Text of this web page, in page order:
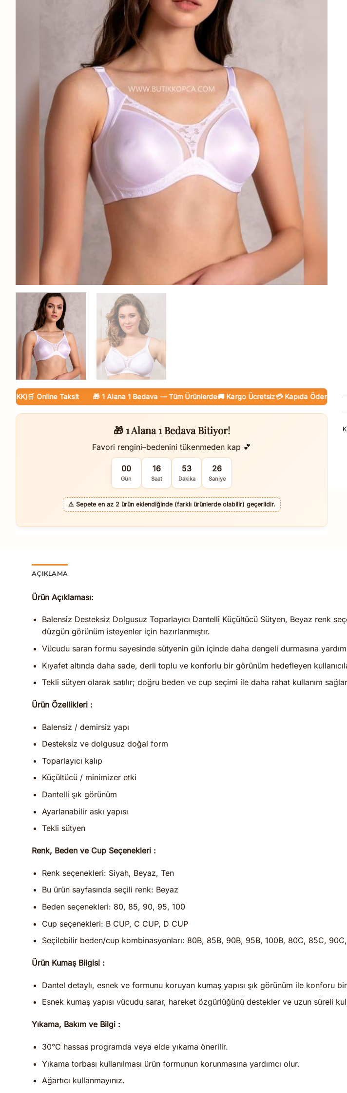
🛒 Online Taksit 🎁 1 Alana 1 Bedava — Tüm Ürünlerde🚚 Kargo Ücretsiz💳 Kapıda Ödeme (Nakit /
🎁 1 Alana 1 Bedava Bitiyor!
Favori rengini–bedenini tükenmeden kap 💕
00
Gün
16
Saat
53
Dakika
25
Saniye
⚠️ Sepete en az 2 ürün eklendiğinde (farklı ürünlerde olabilir) geçerlidir.
AÇIKLAMA
Ürün Açıklaması:
Balensiz Desteksiz Dolgusuz Toparlayıcı Dantelli Küçültücü Sütyen, Beyaz renk
düzgün görünüm isteyenler için hazırlanmıştır.
Vücudu saran formu sayesinde sütyenin gün içinde daha dengeli durmasına
Kıyafet altında daha sade, derli toplu ve konforlu bir görünüm hedefleyen
Tekli sütyen olarak satılır; doğru beden ve cup seçimi ile daha rahat kullanım
Ürün Özellikleri :
Balensiz / demirsiz yapı
Desteksiz ve dolgusuz doğal form
Toparlayıcı kalıp
Küçültücü / minimizer etki
Dantelli şık görünüm
Ayarlanabilir askı yapısı
Tekli sütyen
Renk, Beden ve Cup Seçenekleri :
Renk seçenekleri: Siyah, Beyaz, Ten
Bu ürün sayfasında seçili renk: Beyaz
Beden seçenekleri: 80, 85, 90, 95, 100
Cup seçenekleri: B CUP, C CUP, D CUP
Seçilebilir beden/cup kombinasyonları: 80B, 85B, 90B, 95B, 100B, 80C, 85C,
Ürün Kumaş Bilgisi :
Dantel detaylı, esnek ve formunu koruyan kumaş yapısı şık görünüm ile konforu
Esnek kumaş yapısı vücudu sarar, hareket özgürlüğünü destekler ve uzun süreli
Yıkama, Bakım ve Bilgi :
30°C hassas programda veya elde yıkama önerilir.
Yıkama torbası kullanılması ürün formunun korunmasına yardımcı olur.
Ağartıcı kullanmayınız.